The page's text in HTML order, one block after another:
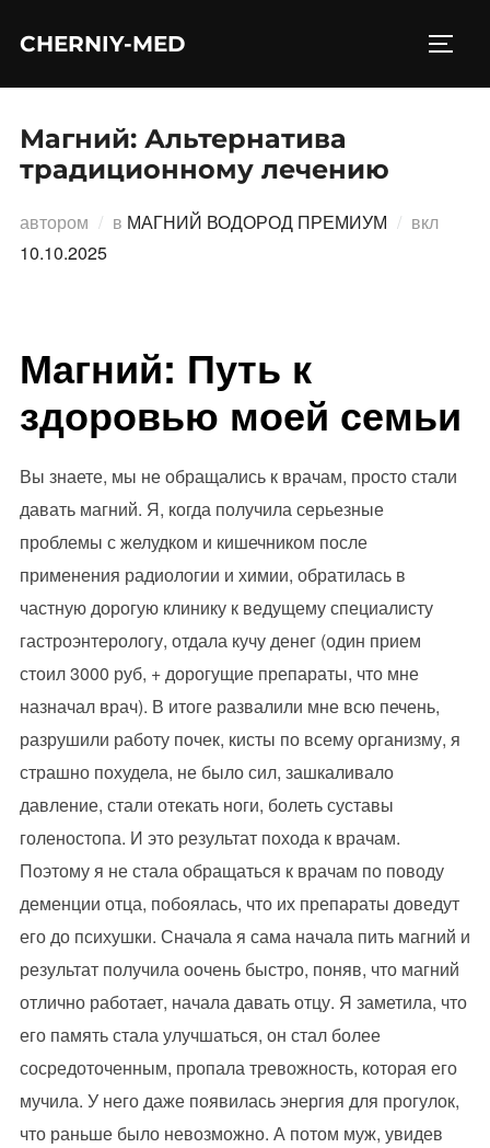
CHERNIY-MED
Магний: Альтернатива
традиционному лечению
автором в МАГНИЙ ВОДОРОД ПРЕМИУМ вкл
10.10.2025
Магний: Путь к
здоровью моей семьи
Вы знаете, мы не обращались к врачам, просто стали
давать магний. Я, когда получила серьезные
проблемы с желудком и кишечником после
применения радиологии и химии, обратилась в
частную дорогую клинику к ведущему специалисту
гастроэнтерологу, отдала кучу денег (один прием
стоил 3000 руб, + дорогущие препараты, что мне
назначал врач). В итоге развалили мне всю печень,
разрушили работу почек, кисты по всему организму, я
страшно похудела, не было сил, зашкаливало
давление, стали отекать ноги, болеть суставы
голеностопа. И это результат похода к врачам.
Поэтому я не стала обращаться к врачам по поводу
деменции отца, побоялась, что их препараты доведут
его до психушки. Сначала я сама начала пить магний и
результат получила оочень быстро, поняв, что магний
отлично работает, начала давать отцу. Я заметила, что
его память стала улучшаться, он стал более
сосредоточенным, пропала тревожность, которая его
мучила. У него даже появилась энергия для прогулок,
что раньше было невозможно. А потом муж, увидев